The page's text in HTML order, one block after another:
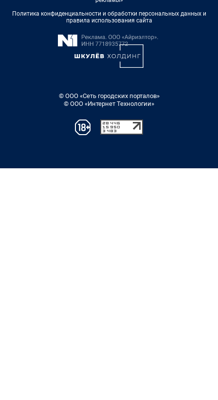
Политика конфиденциальности и обработки персональных данных и
правила использования сайта
© ООО «Сеть городских порталов»
© ООО «Интернет Технологии»